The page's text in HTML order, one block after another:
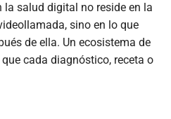
la salud digital no reside en la
sino en lo que
de ella. Un ecosistema de
cada diagnóstico, receta o